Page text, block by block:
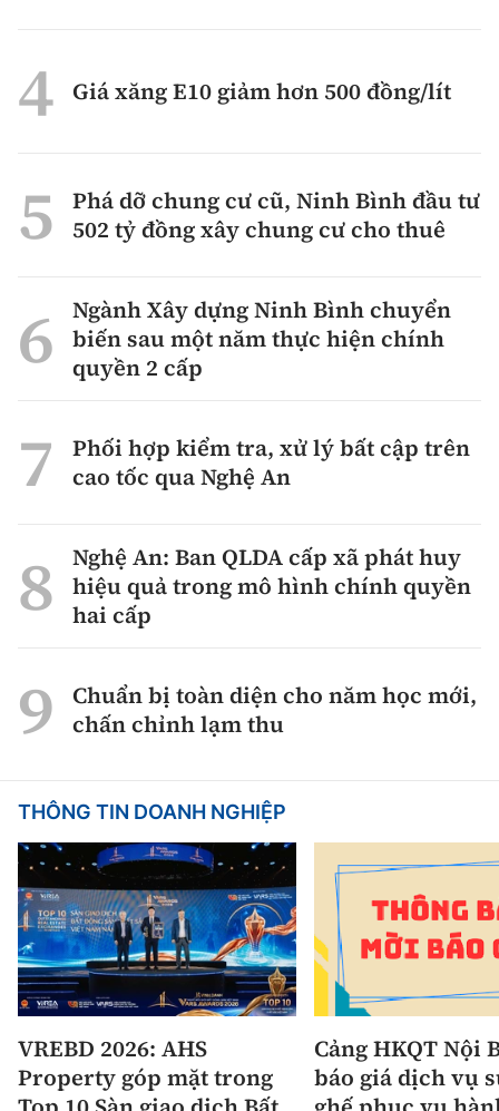
Giá xăng E10 giảm hơn 500 đồng/lít
Phá dỡ chung cư cũ, Ninh Bình đầu tư
502 tỷ đồng xây chung cư cho thuê
Ngành Xây dựng Ninh Bình chuyển
biến sau một năm thực hiện chính
quyền 2 cấp
Phối hợp kiểm tra, xử lý bất cập trên
cao tốc qua Nghệ An
Nghệ An: Ban QLDA cấp xã phát huy
hiệu quả trong mô hình chính quyền
hai cấp
Chuẩn bị toàn diện cho năm học mới,
chấn chỉnh lạm thu
THÔNG TIN DOANH NGHIỆP
VREBD 2026: AHS
Property góp mặt trong
Cảng HKQT Nội
báo giá dịch vụ